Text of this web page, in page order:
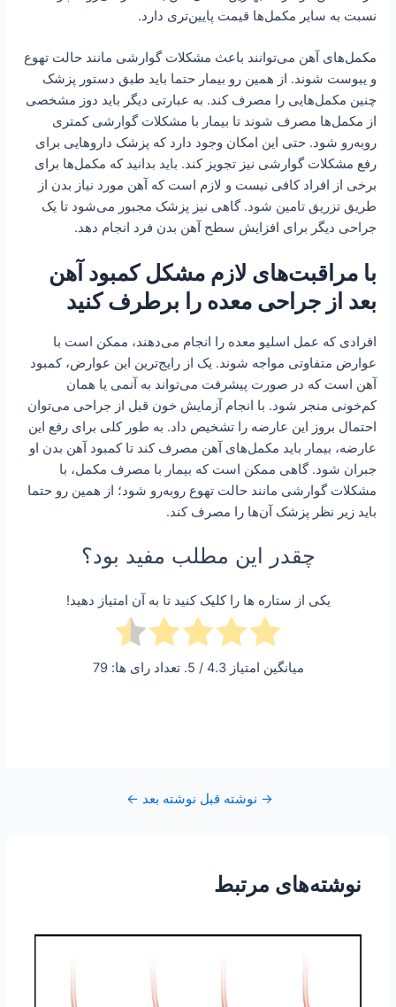
نسبت به سایر مکمل‌ها قیمت پایین‌تری دارد.
مکمل‌های آهن می‌توانند باعث مشکلات گوارشی مانند حالت تهوع
و یبوست شوند. از همین رو بیمار حتما باید طبق دستور پزشک
چنین مکمل‌هایی را مصرف کند. به عبارتی دیگر باید دوز مشخصی
از مکمل‌ها مصرف شوند تا بیمار با مشکلات گوارشی کمتری
روبه‌رو شود. حتی این امکان وجود دارد که پزشک داروهایی برای
رفع مشکلات گوارشی نیز تجویز کند. باید بدانید که مکمل‌ها برای
برخی از افراد کافی نیست و لازم است که آهن مورد نیاز بدن از
طریق تزریق تامین شود. گاهی نیز پزشک مجبور می‌شود تا یک
جراحی دیگر برای افزایش سطح آهن بدن فرد انجام دهد.
با مراقبت‌های لازم مشکل کمبود آهن
بعد از جرا‌حی معده را برطرف کنید
افرادی که عمل اسلیو معده را انجام می‌دهند، ممکن است با
عوارض متفاوتی مواجه شوند. یک از رایج‌ترین این عوارض، کمبود
آهن است که در صورت پیشرفت می‌تواند به آنمی یا همان
کم‌خونی منجر شود. با انجام آزمایش خون قبل از جراحی می‌توان
احتمال بروز این عارضه را تشخیص داد. به طور کلی برای رفع این
عارضه، بیمار باید مکمل‌های آهن مصرف کند تا کمبود آهن بدن او
جبران شود. گاهی ممکن است که بیمار با مصرف مکمل، با
مشکلات گوارشی مانند حالت تهوع روبه‌رو شود؛ از همین رو حتما
باید زیر نظر پزشک آن‌ها را مصرف کند.
چقدر این مطلب مفید بود؟
یکی از ستاره ها را کلیک کنید تا به آن امتیاز دهید!
میانگین امتیاز4.3 / 5. تعداد رای ها: 79
→ نوشته قبل نوشته بعد ←
نوشته‌های مرتبط